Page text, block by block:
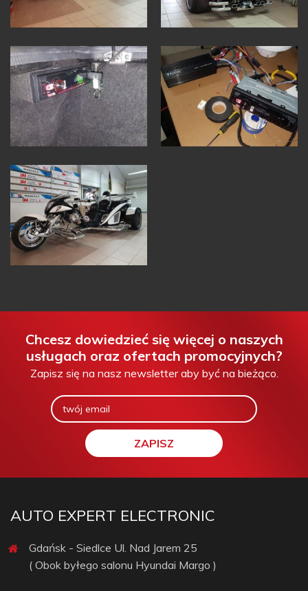
Chcesz dowiedzieć się więcej o naszych
usługach oraz ofertach promocyjnych?
Zapisz się na nasz newsletter aby być na bieżąco.
AUTO EXPERT ELECTRONIC
Gdańsk - Siedlce Ul. Nad Jarem 25
( Obok byłego salonu Hyundai Margo )